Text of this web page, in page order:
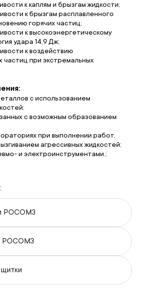
к каплям и брызгам жидкости;
к брызгам расплавленного
горячих частиц;
к высокоэнергетическому
удара 14,9 Дж;
к воздействию
частиц при экстремальных
с использованием
с возможным образованием
при выполнении работ,
агрессивных жидкостей;
и электроинструментами.;
РОСОМЗ
РОСОМЗ